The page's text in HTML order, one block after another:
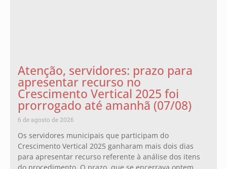
Atenção, servidores: prazo para
apresentar recurso no
Crescimento Vertical 2025 foi
prorrogado até amanhã (07/08)
6 de agosto de 2026
Os servidores municipais que participam do
Crescimento Vertical 2025 ganharam mais dois dias
para apresentar recurso referente à análise dos itens
do procedimento. O prazo, que se encerrava ontem